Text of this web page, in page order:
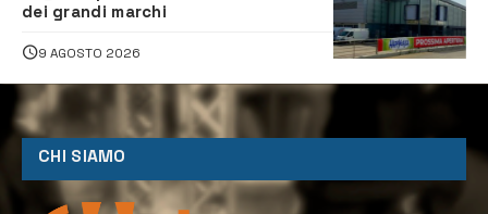
dei grandi marchi
9 AGOSTO 2026
CHI SIAMO